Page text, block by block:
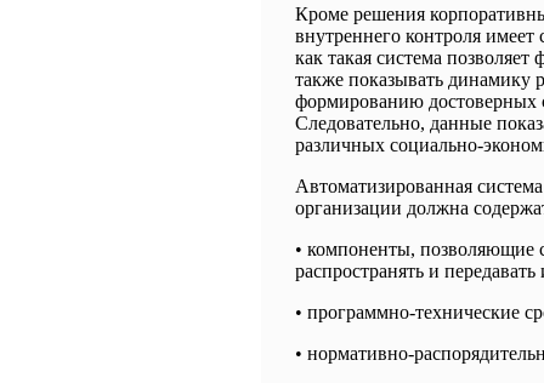
Кроме решения
внутреннего контроля имеет
как такая система
также показывать динамику
формированию достоверных
Следовательно, данные
различных социально-
Автоматизированная
организации должна
• компоненты, позволяющие
распространять и
• программно-технические
• нормативно-